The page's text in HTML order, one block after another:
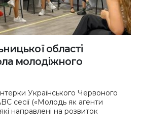
області
молодіжного
Українського Червоного
сесії («Молодь як агенти
направлені на розвиток